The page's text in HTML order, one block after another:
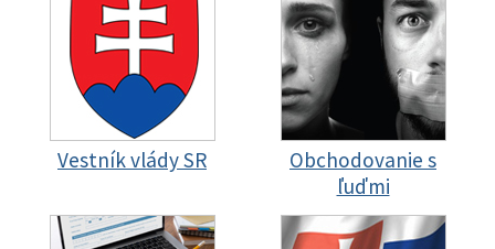
Vestník vlády SR
Obchodovanie s
ľuďmi